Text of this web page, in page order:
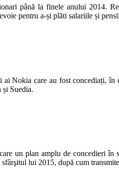
până la finele anului 2014.
pentru a-și plăti salariile și
Nokia care au fost concediați,
și Suedia.
un plan amplu de concedieri în
lui 2015, după cum